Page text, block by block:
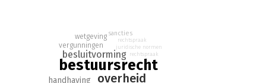
Hoofdzaken van het bestuursrecht
overzichtelijke en praktijkgerichte inleiding in dit veelzijdige
rechtsgebied.
De uitgave behandelt alle kernonderwerpen van het
bestuursrecht
overheid
besluitvorming
handhaving
vergunningen
wetgeving sancties
rechtspraak
juridische normen
rechtspraak